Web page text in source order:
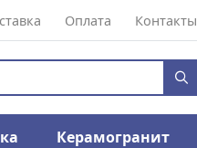
Оплата Контакты
Керамогранит